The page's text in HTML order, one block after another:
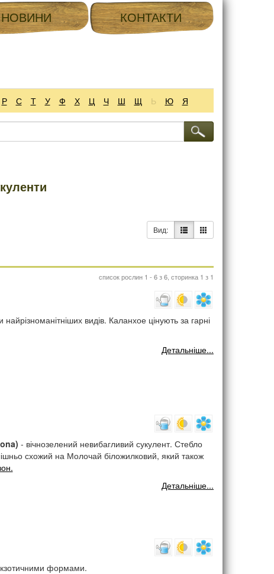
НОВИНИ КОНТАКТИ
Р С Т У Ф Х Ц Ч Ш Щ Ь Ю Я
Вид:
список рослин 1 - 6 з 6, сторинка 1 з 1
видів. Каланхое цінують за гарні
Детальніше...
- вічнозелений невибагливий сукулент. Стебло
схожий на Молочай біложилковий, який також
Детальніше...
формами.